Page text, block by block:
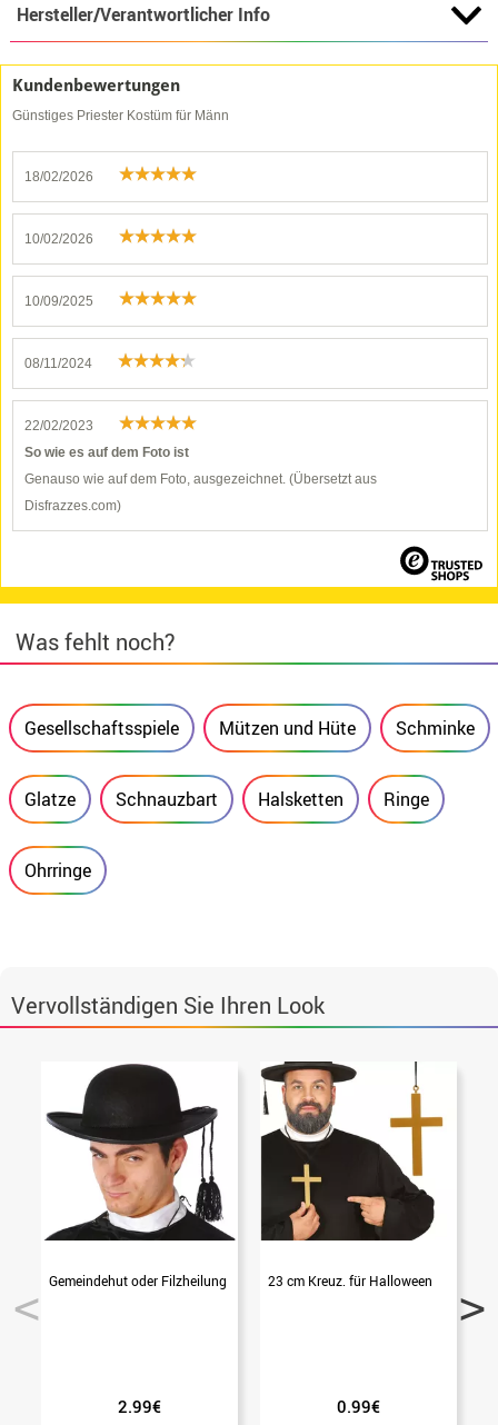
Hersteller/Verantwortlicher Info
Kundenbewertungen
Günstiges Priester Kostüm für Männ
18/02/2026
10/02/2026
10/09/2025
08/11/2024
22/02/2023
So wie es auf dem Foto ist
Genauso wie auf dem Foto, ausgezeichnet. (Übersetzt aus
Disfrazzes.com)
Was fehlt noch?
Gesellschaftsspiele Mützen und Hüte Schminke
Glatze Schnauzbart Halsketten Ringe
Ohrringe
Vervollständigen Sie Ihren Look
Gemeindehut oder Filzheilung
2.99€
23 cm Kreuz. für Halloween
0.99€